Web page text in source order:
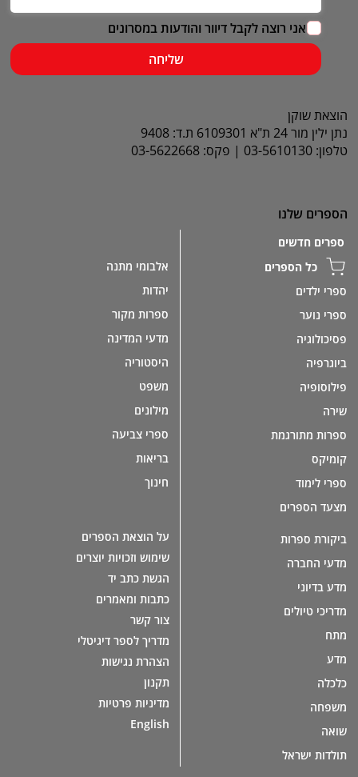
אני רוצה לקבל דיוור והודעות במסרונים
שליחה
הוצאת שוקן
נתן ילין מור 24 ת"א 6109301 ת.ד: 9408
טלפון: 03-5610130 | פקס: 03-5622668
הספרים שלנו
ספרים חדשים
כל הספרים
ספרי ילדים
ספרי נוער
פסיכולוגיה
ביוגרפיה
פילוסופיה
שירה
ספרות מתורגמת
קומיקס
ספרי לימוד
מצעד הספרים
ביקורת ספרות
מדעי החברה
מדע בדיוני
מדריכי טיולים
מתח
מדע
כלכלה
משפחה
שואה
תולדות ישראל
אלבומי מתנה
יהדות
ספרות מקור
מדעי המדינה
היסטוריה
משפט
מילונים
ספרי צביעה
בריאות
חינוך
על הוצאת הספרים
שימוש וזכויות יוצרים
הגשת כתב יד
כתבות ומאמרים
צור קשר
מדריך לספר דיגיטלי
הצהרת נגישות
תקנון
מדיניות פרטיות
English